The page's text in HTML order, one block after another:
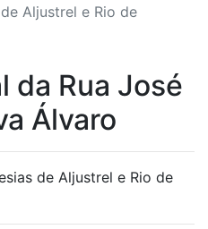
Aljustrel e Rio de
da Rua José
Álvaro
de Aljustrel e Rio de